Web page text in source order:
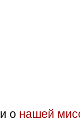
и о нашей